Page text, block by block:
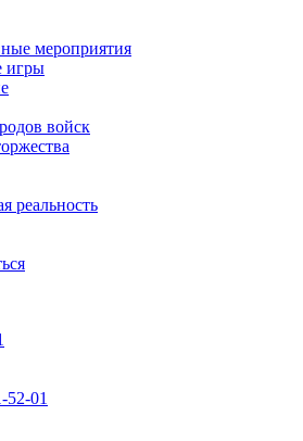
мероприятия
игры
войск
реальность
52-01